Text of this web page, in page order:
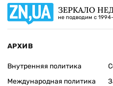
ЗЕРКАЛО
не подводим с
АРХИВ
Внутренняя политика
Международная политика